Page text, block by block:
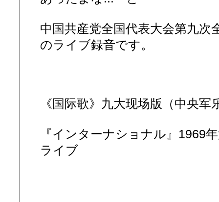
中国共産党全国代表大会第九次
のライブ録音です。
《国际歌》九大现场版（中央军
『インターナショナル』1969
ライブ